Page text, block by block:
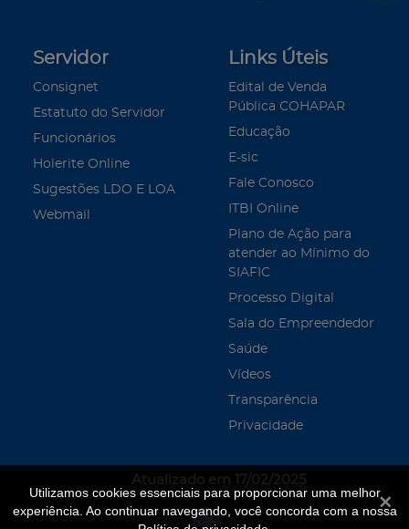
Utilizamos cookies essenciais para proporcionar uma melhor
experiência. Ao continuar navegando, você concorda com a nossa
Servidor
Consignet
Estatuto do Servidor
Funcionários
Holerite Online
Sugestões LDO E LOA
Webmail
Links Úteis
Edital de Venda
Pública COHAPAR
Educação
E-sic
Fale Conosco
ITBI Online
Plano de Ação para
atender ao Mínimo do
SIAFIC
Processo Digital
Sala do Empreendedor
Saúde
Vídeos
Transparência
Privacidade
Atualizado em 17/02/2025